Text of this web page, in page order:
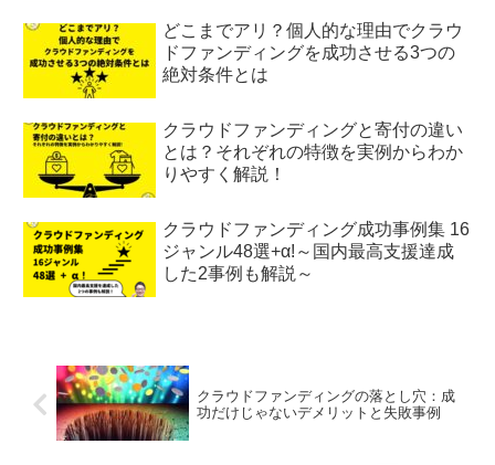
どこまでアリ？個人的な理由でクラウ
ドファンディングを成功させる3つの
絶対条件とは
クラウドファンディングと寄付の違い
とは？それぞれの特徴を実例からわか
りやすく解説！
クラウドファンディング成功事例集 16
ジャンル48選+α!～国内最高支援達成
した2事例も解説～
クラウドファンディングの落とし穴：成
功だけじゃないデメリットと失敗事例